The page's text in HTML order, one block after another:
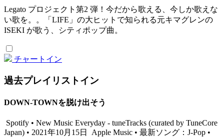
Legato プロジェクト第2 弾！今だから歌える、今しか歌えな
い歌を。。「LIFE」の大ヒットで知られる元キマグレンの
ISEKI が歌う、シティポップ曲。
チャートイン
過去プレイリストイン
DOWN-TOWNを脱け出そう
Spotify • New Music Everyday - tuneTracks (curated by TuneCore
Japan) • 2021年10月15日
Apple Music • 最新ソング：J-Pop •